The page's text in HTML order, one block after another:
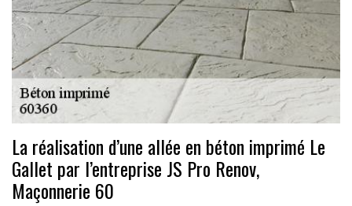
La réalisation d’une allée en béton imprimé Le
Gallet par l’entreprise JS Pro Renov,
Maçonnerie 60